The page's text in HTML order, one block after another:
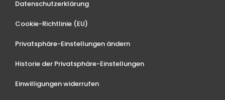
Datenschutzerklärung
Cookie-Richtlinie (EU)
Privatsphäre-Einstellungen ändern
Historie der Privatsphäre-Einstellungen
Einwilligungen widerrufen